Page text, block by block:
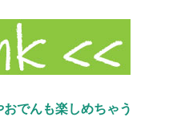
でんも楽しめちゃう